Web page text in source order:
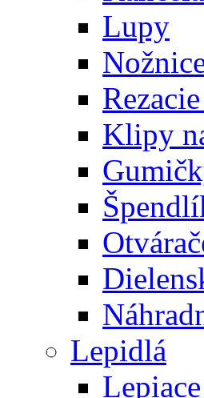
Lupy
Klipy
Lepidlá